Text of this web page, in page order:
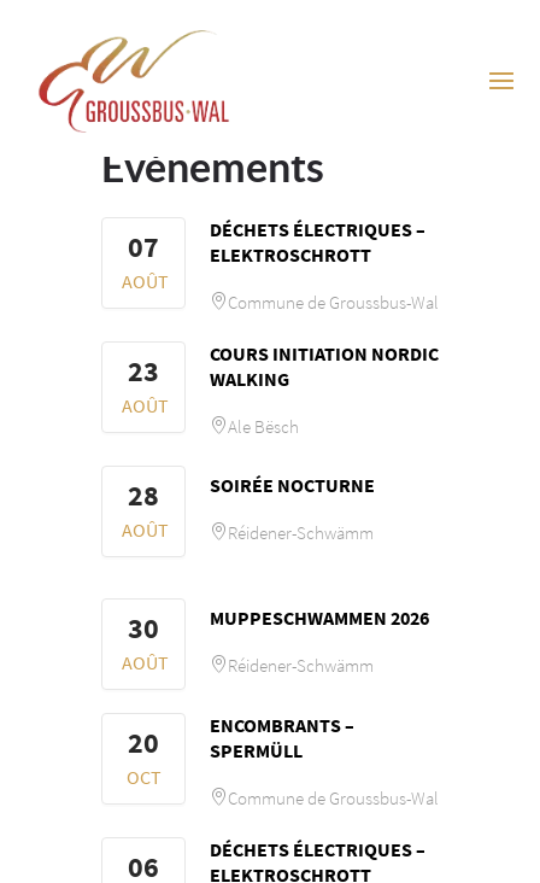
Événements
07
AOÛT
DÉCHETS ÉLECTRIQUES –
ELEKTROSCHROTT
Commune de Groussbus-Wal
23
AOÛT
COURS INITIATION NORDIC
WALKING
Ale Bësch
28
AOÛT
SOIRÉE NOCTURNE
Réidener-Schwämm
30
AOÛT
MUPPESCHWAMMEN 2026
Réidener-Schwämm
20
OCT
ENCOMBRANTS –
SPERMÜLL
Commune de Groussbus-Wal
06
DÉCHETS ÉLECTRIQUES –
ELEKTROSCHROTT